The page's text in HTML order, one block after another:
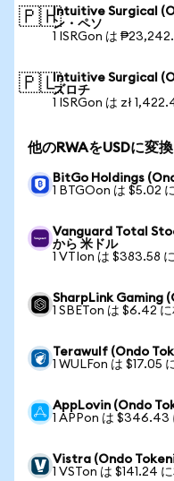
🇵🇭Intuitive Surgical
ン・ペソ
1 ISRGon は
🇵🇱Intuitive Surgical
ズロチ
1 ISRGon は zł
他のRWAをUSDに変換
BitGo Holdings
1 BTGOon は $5.02
Vanguard Total
から 米ドル
1 VTIon は $383.58
SharpLink Gaming
1 SBETon は $6.42 に
Terawulf (Ondo
1 WULFon は $17.05
AppLovin (Ondo
1 APPon は $346.43
Vistra (Ondo
1 VSTon は $141.24